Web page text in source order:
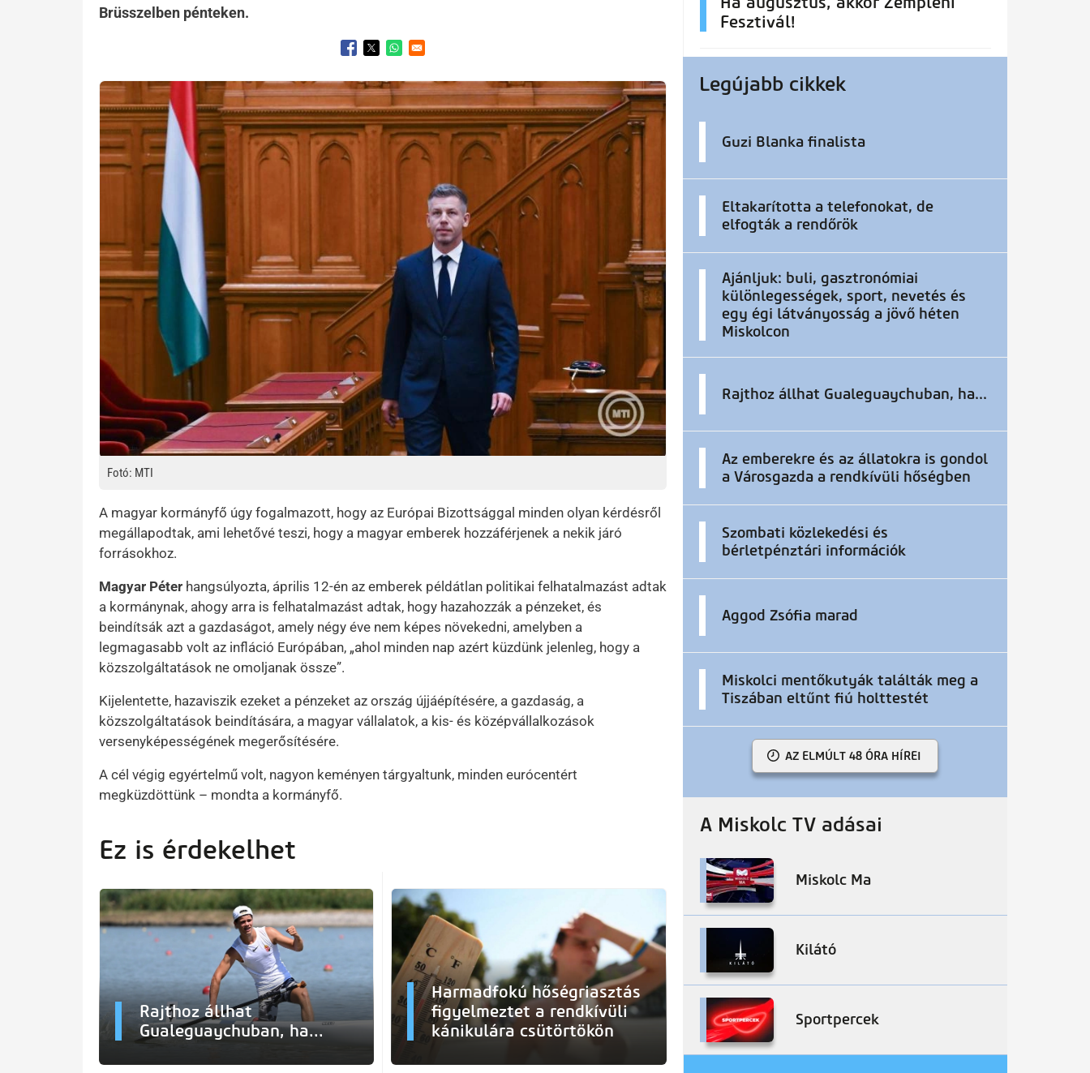
Brüsszelben pénteken.
Opens in a new window
Opens in a new window
Opens in a new window
Kép
Fotó: MTI
A magyar kormányfő úgy fogalmazott, hogy az Európai Bizottsággal minden olyan kérdésről
megállapodtak, ami lehetővé teszi, hogy a magyar emberek hozzáférjenek a nekik járó
forrásokhoz.
Magyar Péter hangsúlyozta, április 12-én az emberek példátlan politikai felhatalmazást adtak
a kormánynak, ahogy arra is felhatalmazást adtak, hogy hazahozzák a pénzeket, és
beindítsák azt a gazdaságot, amely négy éve nem képes növekedni, amelyben a
legmagasabb volt az infláció Európában, „ahol minden nap azért küzdünk jelenleg, hogy a
közszolgáltatások ne omoljanak össze”.
Kijelentette, hazaviszik ezeket a pénzeket az ország újjáépítésére, a gazdaság, a
közszolgáltatások beindítására, a magyar vállalatok, a kis- és középvállalkozások
versenyképességének megerősítésére.
A cél végig egyértelmű volt, nagyon keményen tárgyaltunk, minden eurócentért
megküzdöttünk – mondta a kormányfő.
Ez is érdekelhet
Rajthoz állhat
Gualeguaychuban, ha...
Harmadfokú hőségriasztás
figyelmeztet a rendkívüli
kánikulára csütörtökön
Fesztivál!
Legújabb cikkek
Guzi Blanka finalista
Eltakarította a telefonokat, de
elfogták a rendőrök
Ajánljuk: buli, gasztronómiai
különlegességek, sport, nevetés és
egy égi látványosság a jövő héten
Miskolcon
Rajthoz állhat Gualeguaychuban, ha...
Az emberekre és az állatokra is gondol
a Városgazda a rendkívüli hőségben
Szombati közlekedési és
bérletpénztári információk
Aggod Zsófia marad
Miskolci mentőkutyák találták meg a
Tiszában eltűnt fiú holttestét
AZ ELMÚLT 48 ÓRA HÍREI
A Miskolc TV adásai
Miskolc Ma
Kilátó
Sportpercek